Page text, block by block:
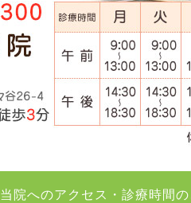
当院へのアクセス・診療時間